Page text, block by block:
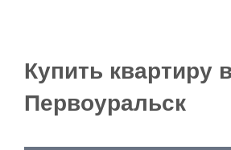
Купить квартиру
Первоуральск